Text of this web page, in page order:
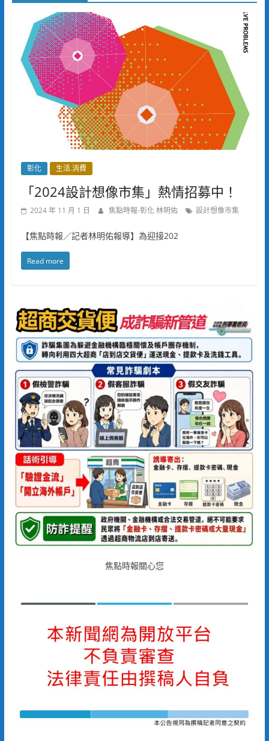
彰化 生活.消費
「2024設計想像市集」熱情招募中！
2024 年 11 月 1 日 焦點時報-彰化 林明佑 設計想像市集
【焦點時報／記者林明佑報導】為迎接202
Read more
焦點時報關心您